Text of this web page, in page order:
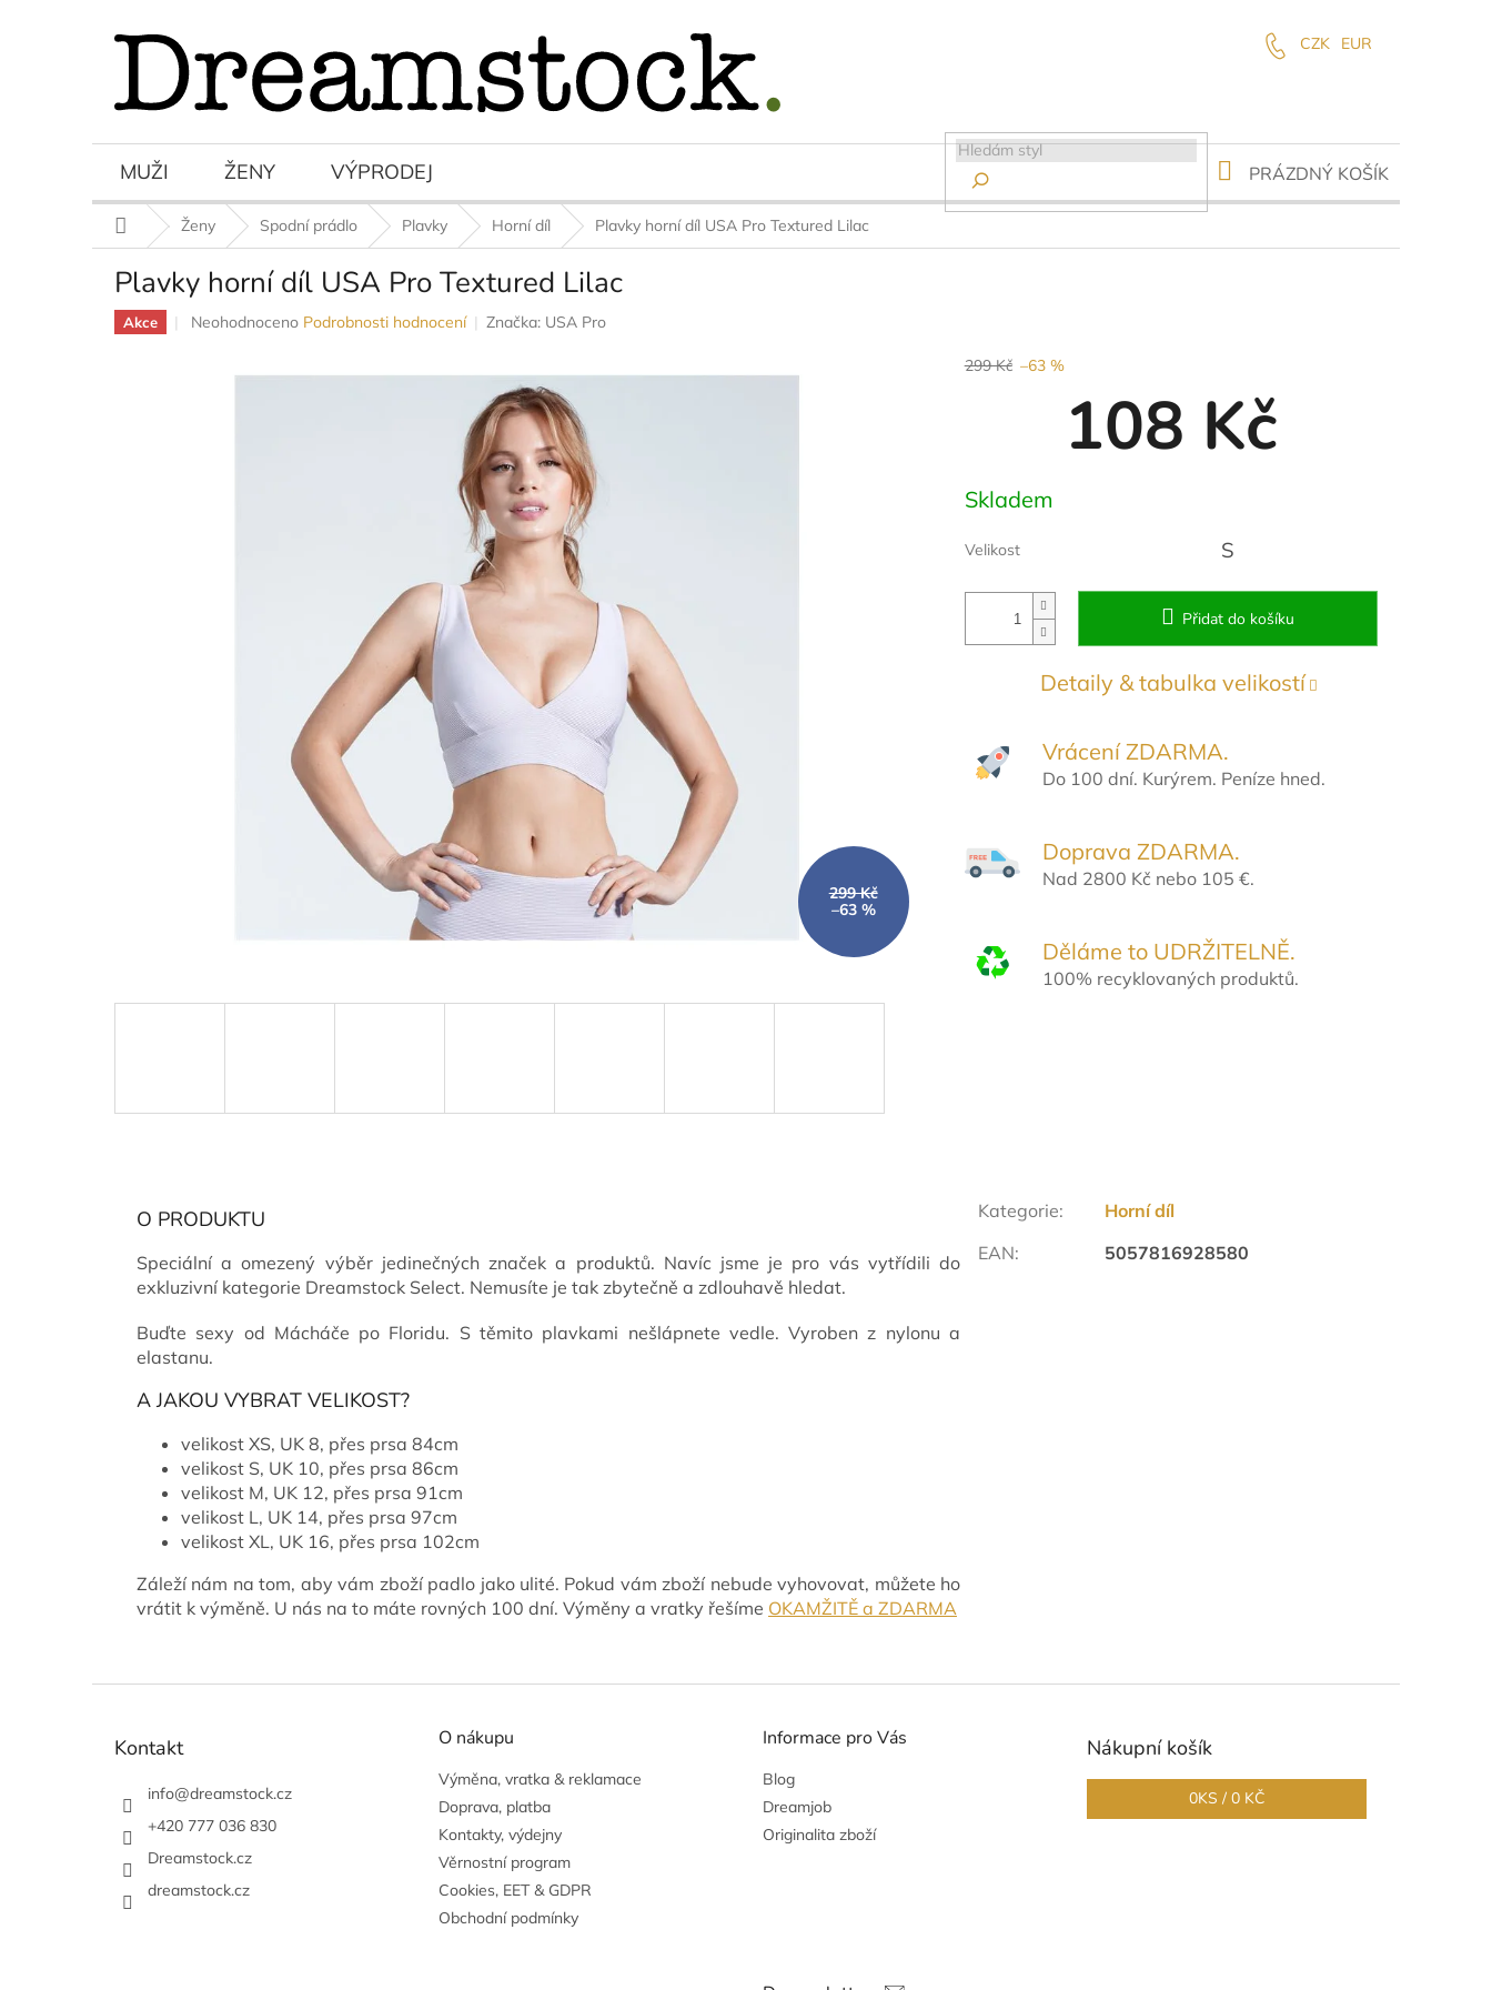
CZK EUR
MUŽI ŽENY VÝPRODEJ 
NÁKUPNÍ
KOŠÍK
PRÁZDNÝ KOŠÍK
Domů Ženy Spodní prádlo Plavky Horní díl Plavky horní díl USA Pro Textured Lilac
Plavky horní díl USA Pro Textured Lilac
Akce
Průměrné
Neohodnoceno Podrobnosti hodnocení Značka: USA Pro
299 Kč
–63 %
299 Kč –63 %
108 Kč
Měrná
cena:
Skladem
Velikost S
Přidat do košíku
Detaily & tabulka velikostí
Vrácení ZDARMA.
Do 100 dní. Kurýrem. Peníze hned.
Doprava ZDARMA.
Nad 2800 Kč nebo 105 €.
Děláme to UDRŽITELNĚ.
100% recyklovaných produktů.
O PRODUKTU
Speciální a omezený výběr jedinečných značek a produktů. Navíc jsme je pro vás vytřídili do
exkluzivní kategorie Dreamstock Select. Nemusíte je tak zbytečně a zdlouhavě hledat.
Buďte sexy od Mácháče po Floridu. S těmito plavkami nešlápnete vedle. Vyroben z nylonu a
elastanu.
A JAKOU VYBRAT VELIKOST?
velikost XS, UK 8, přes prsa 84cm
velikost S, UK 10, přes prsa 86cm
velikost M, UK 12, přes prsa 91cm
velikost L, UK 14, přes prsa 97cm
velikost XL, UK 16, přes prsa 102cm
Záleží nám na tom, aby vám zboží padlo jako ulité. Pokud vám zboží nebude vyhovovat, můžete ho
vrátit k výměně. U nás na to máte rovných 100 dní. Výměny a vratky řešíme OKAMŽITĚ a ZDARMA
Kategorie:
Horní díl
EAN: 5057816928580
Kontakt
info@dreamstock.cz
+420 777 036 830
Dreamstock.cz
dreamstock.cz
O nákupu
Výměna, vratka & reklamace
Doprava, platba
Kontakty, výdejny
Věrnostní program
Cookies, EET & GDPR
Obchodní podmínky
Informace pro Vás
Blog
Dreamjob
Originalita zboží
Nákupní košík
0KS / 0 KČ